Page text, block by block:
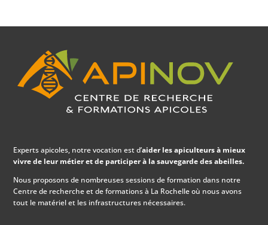
Experts apicoles, notre vocation est d’aider les apiculteurs à mieux
vivre de leur métier et de participer à la sauvegarde des abeilles.
Nous proposons de nombreuses sessions de formation dans notre
Centre de recherche et de formations à La Rochelle où nous avons
tout le matériel et les infrastructures nécessaires.